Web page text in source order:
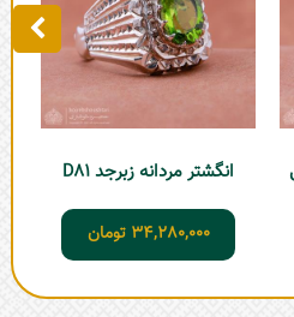
انگشتر مردانه زبرجد D81
34,280,000 تومان